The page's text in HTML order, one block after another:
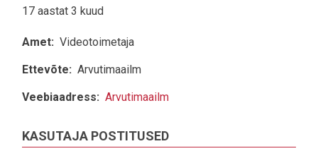
17 aastat 3 kuud
Amet Videotoimetaja
Ettevõte Arvutimaailm
Veebiaadress Arvutimaailm
KASUTAJA POSTITUSED